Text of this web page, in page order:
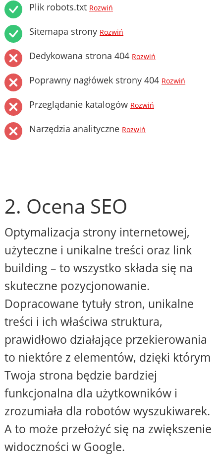
Plik robots.txt Rozwiń
Sitemapa strony Rozwiń
Dedykowana strona 404 Rozwiń
Poprawny nagłówek strony 404 Rozwiń
Przeglądanie katalogów Rozwiń
Narzędzia analityczne Rozwiń
2. Ocena SEO
Optymalizacja strony internetowej,
użyteczne i unikalne treści oraz link
building – to wszystko składa się na
skuteczne pozycjonowanie.
Dopracowane tytuły stron, unikalne
treści i ich właściwa struktura,
prawidłowo działające przekierowania
to niektóre z elementów, dzięki którym
Twoja strona będzie bardziej
funkcjonalna dla użytkowników i
zrozumiała dla robotów wyszukiwarek.
A to może przełożyć się na zwiększenie
widoczności w Google.